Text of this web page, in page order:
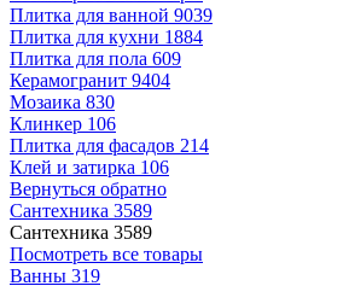
Плитка для ванной 9039
Плитка для кухни 1884
Плитка для пола 609
Керамогранит 9404
Мозаика 830
Клинкер 106
Плитка для фасадов 214
Клей и затирка 106
Вернуться обратно
Сантехника 3589
Сантехника 3589
Посмотреть все товары
Ванны 319